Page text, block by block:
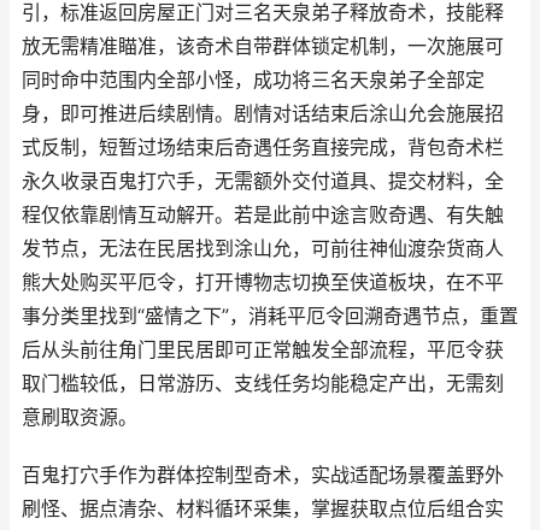
引，标准返回房屋正门对三名天泉弟子释放奇术，技能释
放无需精准瞄准，该奇术自带群体锁定机制，一次施展可
同时命中范围内全部小怪，成功将三名天泉弟子全部定
身，即可推进后续剧情。剧情对话结束后涂山允会施展招
式反制，短暂过场结束后奇遇任务直接完成，背包奇术栏
永久收录百鬼打穴手，无需额外交付道具、提交材料，全
程仅依靠剧情互动解开。若是此前中途言败奇遇、有失触
发节点，无法在民居找到涂山允，可前往神仙渡杂货商人
熊大处购买平厄令，打开博物志切换至侠道板块，在不平
事分类里找到“盛情之下”，消耗平厄令回溯奇遇节点，重置
后从头前往角门里民居即可正常触发全部流程，平厄令获
取门槛较低，日常游历、支线任务均能稳定产出，无需刻
意刷取资源。
百鬼打穴手作为群体控制型奇术，实战适配场景覆盖野外
刷怪、据点清杂、材料循环采集，掌握获取点位后组合实